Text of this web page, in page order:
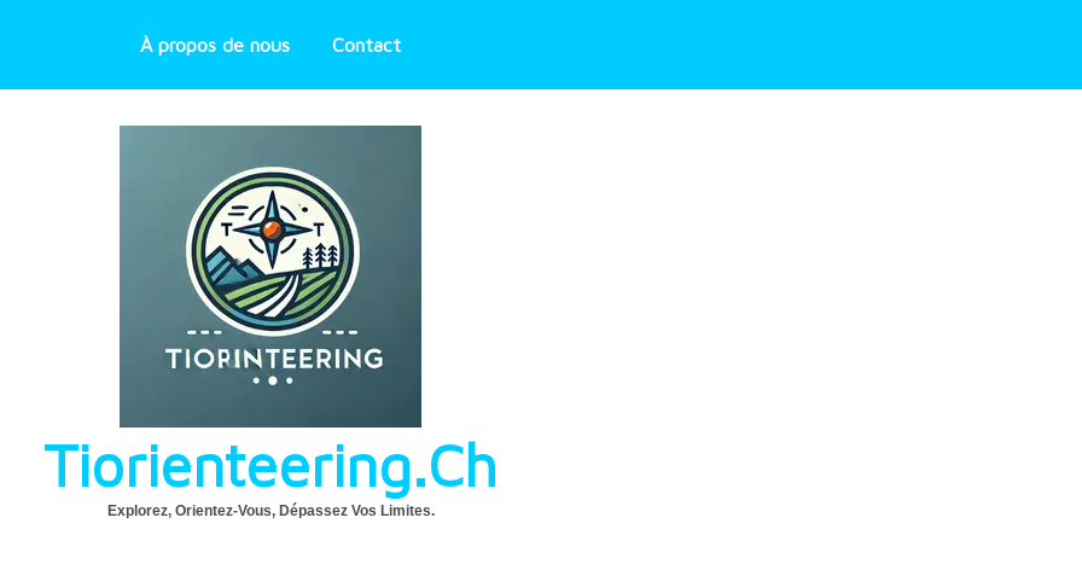
À propos de nous Contact
Tiorienteering.ch
Explorez, Orientez-Vous, Dépassez Vos Limites.